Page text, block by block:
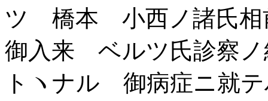
ツ 橋本 小西ノ諸氏相
御入来 ベルツ氏診察ノ
トヽナル 御病症ニ就